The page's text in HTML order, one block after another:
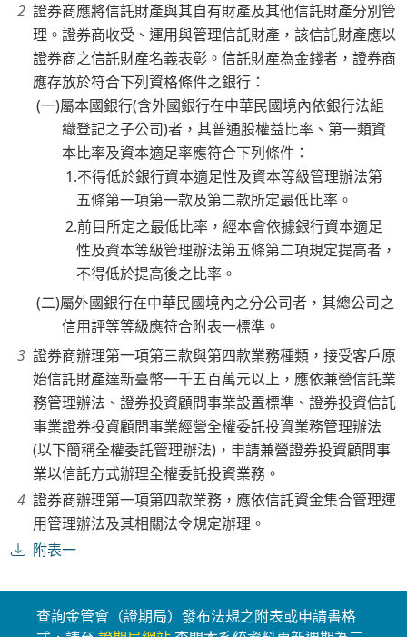
證券商應將信託財產與其自有財產及其他信託財產分別管
理。證券商收受、運用與管理信託財產，該信託財產應以
證券商之信託財產名義表彰。信託財產為金錢者，證券商
應存放於符合下列資格條件之銀行：
(一)屬本國銀行(含外國銀行在中華民國境內依銀行法組
織登記之子公司)者，其普通股權益比率、第一類資
本比率及資本適足率應符合下列條件：
1.不得低於銀行資本適足性及資本等級管理辦法第
五條第一項第一款及第二款所定最低比率。
2.前目所定之最低比率，經本會依據銀行資本適足
性及資本等級管理辦法第五條第二項規定提高者，
不得低於提高後之比率。
(二)屬外國銀行在中華民國境內之分公司者，其總公司之
信用評等等級應符合附表一標準。
證券商辦理第一項第三款與第四款業務種類，接受客戶原
始信託財產達新臺幣一千五百萬元以上，應依兼營信託業
務管理辦法、證券投資顧問事業設置標準、證券投資信託
事業證券投資顧問事業經營全權委託投資業務管理辦法
(以下簡稱全權委託管理辦法)，申請兼營證券投資顧問事
業以信託方式辦理全權委託投資業務。
證券商辦理第一項第四款業務，應依信託資金集合管理運
用管理辦法及其相關法令規定辦理。
附表一
查詢金管會（證期局）發布法規之附表或申請書格